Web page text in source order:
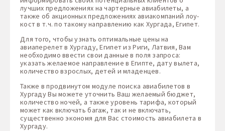
лучших предложениях на чартерные авиабилеты, а
также об акционных предложениях авиакомпаний лоу-
кост в т.ч. по такому направлению как Хургада, Египет.
Для того, чтобы узнать оптимальные цены на
авиаперелет в Хургаду, Египет из Риги, Латвия, Вам
необходимо ввести свои данные в поля запроса:
указать желаемое направление в Египте, дату вылета,
количество взрослых, детей и младенцев.
Также в продвинутом модуле поиска авиабилетов в
Хургаду Вы можете уточнить Ваш желаемый бюджет,
количество ночей, а также уровень тарифа, который
может как включать багаж, так и не включать,
существенно экономя для Вас стоимость авиабилета в
Хургаду.